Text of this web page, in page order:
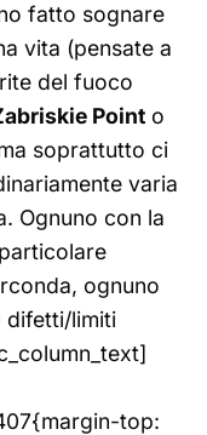
fatto sognare
vita (pensate a
del fuoco
Point o
soprattutto ci
varia
Ognuno con la
ognuno
difetti/limiti
top: